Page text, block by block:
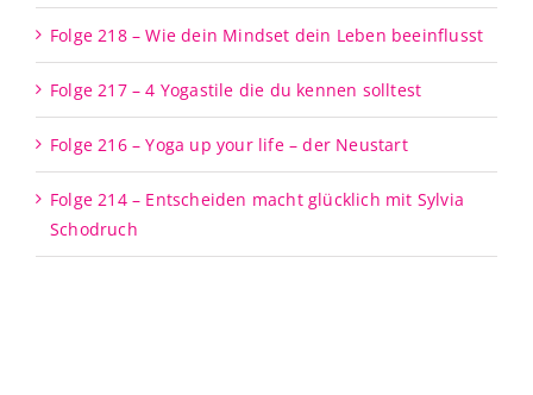
Folge 218 – Wie dein Mindset dein Leben beeinflusst
Folge 217 – 4 Yogastile die du kennen solltest
Folge 216 – Yoga up your life – der Neustart
Folge 214 – Entscheiden macht glücklich mit Sylvia
Schodruch